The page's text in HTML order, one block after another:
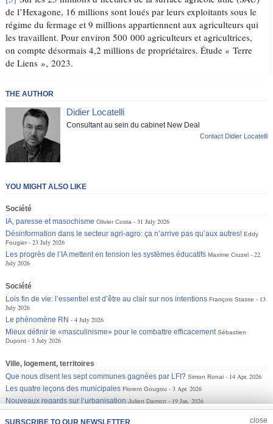
de l’Hexagone, 16 millions sont loués par leurs exploitants sous le
régime du fermage et 9 millions appartiennent aux agriculteurs qui
les travaillent. Pour environ 500 000 agriculteurs et agricultrices,
on compte désormais 4,2 millions de propriétaires. Étude « Terre
de Liens », 2023.
THE AUTHOR
Didier Locatelli
Consultant au sein du cabinet New Deal
Contact Didier Locatelli
SUBSCRIBE TO OUR NEWSLETTER close
JOIN US CLOSE
YOU MIGHT ALSO LIKE
Société
IA, paresse et masochisme Olivier Costa
31 July 2026
Désinformation dans le secteur agri-agro: ça n’arrive pas qu’aux autres! Eddy
Fougier
23 July 2026
Les progrès de l’IA mettent en tension les systèmes éducatifs Maxime Cruzel
22
July 2026
Société
Lois fin de vie: l’essentiel est d’être au clair sur nos intentions François Stasse
13
July 2026
Le phénomène RN
4 July 2026
Mieux définir le «masculinisme» pour le combattre efficacement Sébastien
Dupont
3 July 2026
Ville, logement, territoires
Que nous disent les sept communes gagnées par LFI? Simon Ronai
14 Apr. 2026
Les quatre leçons des municipales Florent Gougou
3 Apr. 2026
Nouveaux regards sur l’urbanisation Julien Damon 19 Jan. 2026